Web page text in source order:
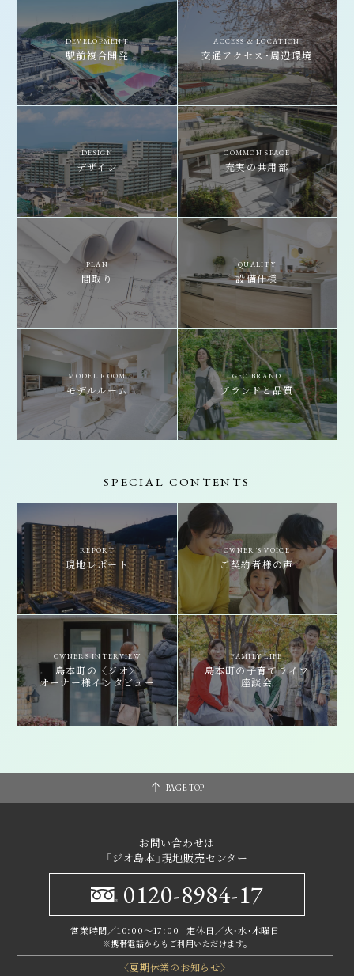
DEVELOPMENT
駅前複合開発
ACCESS & LOCATION
交通アクセス・周辺環境
DESIGN
デザイン
COMMON SPACE
充実の共用部
PLAN
間取り
QUALITY
設備仕様
MODEL ROOM
モデルルーム
GEO BRAND
ブランドと品質
SPECIAL CONTENTS
REPORT
現地レポート
OWNER'S VOICE
ご契約者様の声
OWNERS INTERVIEW
島本町の〈ジオ〉
オーナー様インタビュー
FAMILY LIFE
島本町の子育てライフ
座談会
PAGE TOP
お問い合わせは
「ジオ島本」現地販売センター
0120-8984-17
営業時間／10:00～17:00 定休日／火・水・木曜日
※携帯電話からもご利用いただけます｡
〈夏期休業のお知らせ〉